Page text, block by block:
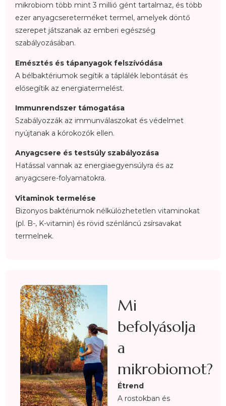
mikrobiom több mint 3 millió gént tartalmaz, és több
ezer anyagcsereterméket termel, amelyek döntő
szerepet játszanak az emberi egészség
szabályozásában.
Emésztés és tápanyagok felszívódása
A bélbaktériumok segítik a táplálék lebontását és
elősegítik az energiatermelést.
Immunrendszer támogatása
Szabályozzák az immunválaszokat és védelmet
nyújtanak a kórokozók ellen.
Anyagcsere és testsúly szabályozása
Hatással vannak az energiaegyensúlyra és az
anyagcsere-folyamatokra.
Vitaminok termelése
Bizonyos baktériumok nélkülözhetetlen vitaminokat
(pl. B-, K-vitamin) és rövid szénláncú zsírsavakat
termelnek.
Mi
befolyásolja
a
mikrobiomot?
Étrend
A rostokban és